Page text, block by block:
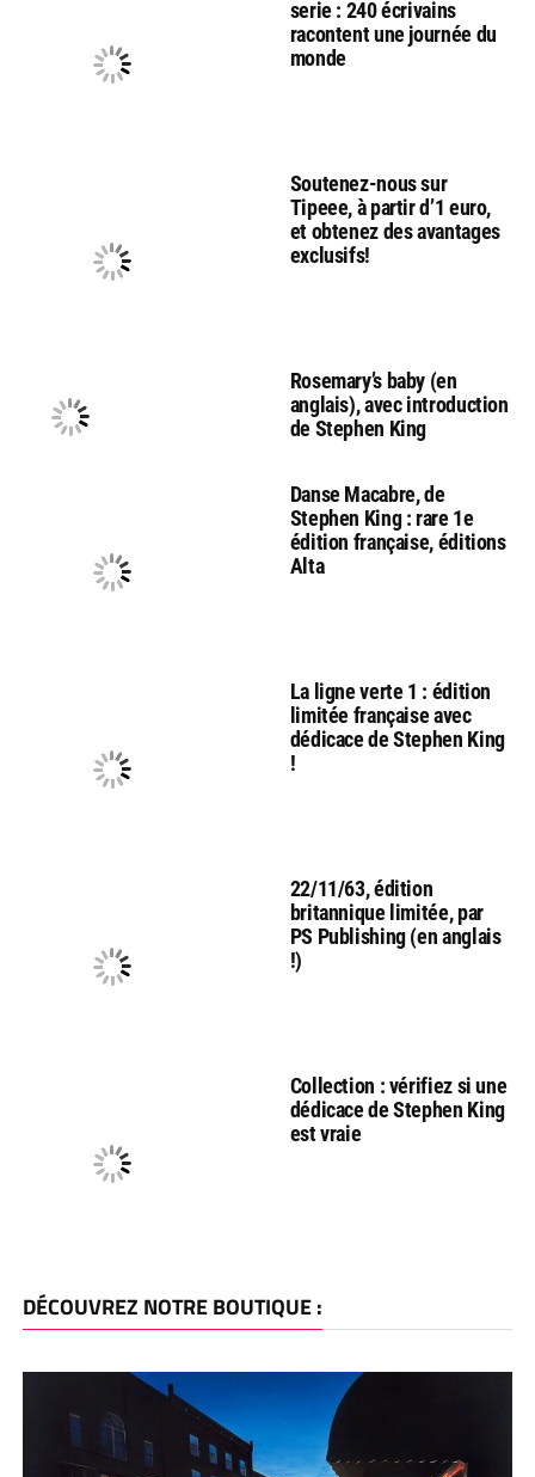
serie : 240 écrivains
racontent une journée du
monde
Soutenez-nous sur
Tipeee, à partir d’1 euro,
et obtenez des avantages
exclusifs!
Rosemary’s baby (en
anglais), avec introduction
de Stephen King
Danse Macabre, de
Stephen King : rare 1e
édition française, éditions
Alta
La ligne verte 1 : édition
limitée française avec
dédicace de Stephen King
!
22/11/63, édition
britannique limitée, par
PS Publishing (en anglais
!)
Collection : vérifiez si une
dédicace de Stephen King
est vraie
DÉCOUVREZ NOTRE BOUTIQUE :